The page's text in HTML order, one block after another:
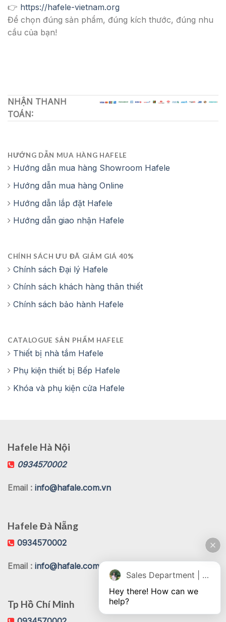
👉 https://hafele-vietnam.org
Để chọn đúng sản phẩm, đúng kích thước, đúng nhu
cầu của bạn!
NHẬN THANH
TOÁN:
HƯỚNG DẪN MUA HÀNG HAFELE
Hướng dẫn mua hàng Showroom Hafele
Hướng dẫn mua hàng Online
Hướng dẫn lắp đặt Hafele
Hướng dẫn giao nhận Hafele
CHÍNH SÁCH ƯU ĐÃ GIẢM GIÁ 40%
Chính sách Đại lý Hafele
Chính sách khách hàng thân thiết
Chính sách bảo hành Hafele
CATALOGUE SẢN PHẨM HAFELE
Thiết bị nhà tắm Hafele
Phụ kiện thiết bị Bếp Hafele
Khóa và phụ kiện cửa Hafele
Hafele Hà Nội
0934570002
Email : info@hafale.com.vn
Hafele Đà Nẵng
0934570002
Email : info@hafale.com.vn
Tp Hồ Chí Minh
Sales Department | Chat online
Hey there! How can we
help?